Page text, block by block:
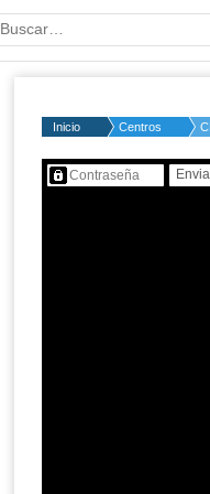
Palabra o frase:
Inicio Centros
Contenido protegido…